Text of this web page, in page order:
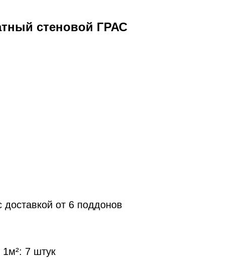
стеновой ГРАС
доставкой от 6 поддонов
7 штук